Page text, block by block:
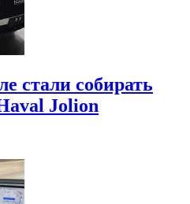
стали собирать
Jolion